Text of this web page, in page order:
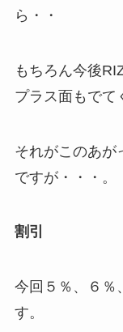
ら・・
もちろん今後
プラス面もでて
それがこのあが
ですが・・・。
割引
今回５％、６％
す。